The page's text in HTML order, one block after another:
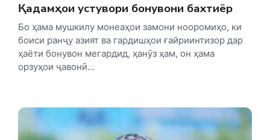
Қадамҳои устувори бонувони бахтиёр
Бо ҳама мушкилу монеаҳои замони нооромиҳо, ки
боиси ранҷу азият ва гардишҳои ғайриинтизор дар
ҳаёти бонувон мегардид, ҳанӯз ҳам, он ҳама
орзуҳои ҷавонӣ...